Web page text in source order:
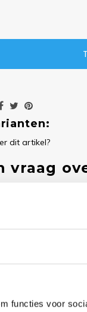
functies voor
vraag
u met plezier! We
betaling achteraf